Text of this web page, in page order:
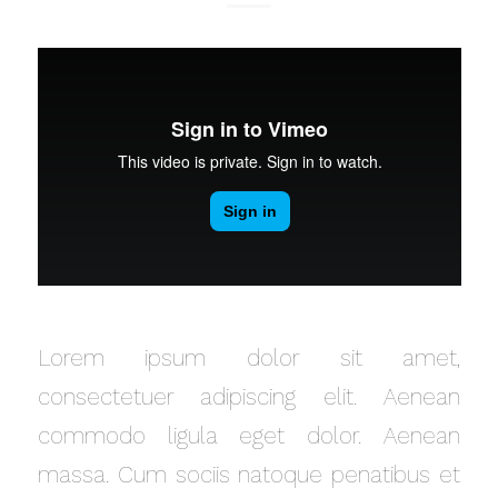
Lorem ipsum dolor sit amet,
consectetuer adipiscing elit. Aenean
commodo ligula eget dolor. Aenean
massa. Cum sociis natoque penatibus et